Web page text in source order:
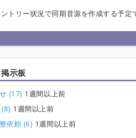
トリー状況で同期音源を作成する予定
示板
(17) 1週間以上前
1週間以上前
依頼 (6) 1週間以上前